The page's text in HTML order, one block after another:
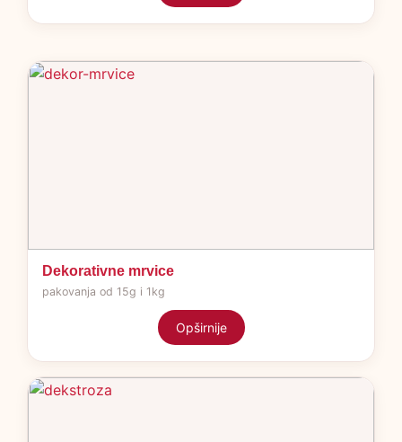
Dekorativne mrvice
pakovanja od 15g i 1kg
Opširnije